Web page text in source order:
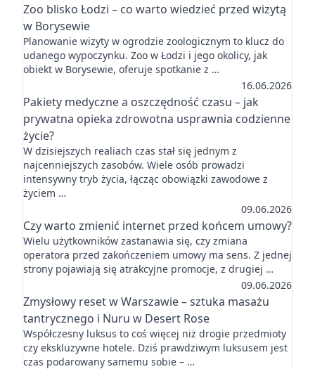
Zoo blisko Łodzi – co warto wiedzieć przed wizytą
w Borysewie
Planowanie wizyty w ogrodzie zoologicznym to klucz do
udanego wypoczynku. Zoo w Łodzi i jego okolicy, jak
obiekt w Borysewie, oferuje spotkanie z …
16.06.2026
Pakiety medyczne a oszczędność czasu – jak
prywatna opieka zdrowotna usprawnia codzienne
życie?
W dzisiejszych realiach czas stał się jednym z
najcenniejszych zasobów. Wiele osób prowadzi
intensywny tryb życia, łącząc obowiązki zawodowe z
życiem …
09.06.2026
Czy warto zmienić internet przed końcem umowy?
Wielu użytkowników zastanawia się, czy zmiana
operatora przed zakończeniem umowy ma sens. Z jednej
strony pojawiają się atrakcyjne promocje, z drugiej …
09.06.2026
Zmysłowy reset w Warszawie – sztuka masażu
tantrycznego i Nuru w Desert Rose
Współczesny luksus to coś więcej niż drogie przedmioty
czy ekskluzywne hotele. Dziś prawdziwym luksusem jest
czas podarowany samemu sobie – …